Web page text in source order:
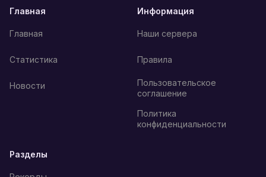
Главная
Главная
Статистика
Новости
Информация
Наши сервера
Правила
Пользовательское
соглашение
Политика
конфиденциальности
Разделы